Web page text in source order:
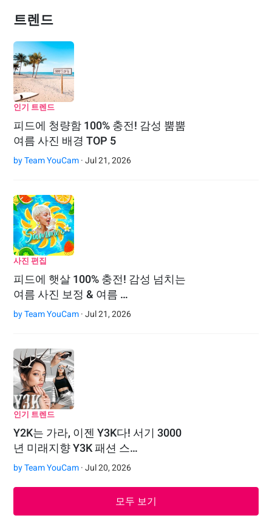
트렌드
인기 트렌드
피드에 청량함 100% 충전! 감성 뿜뿜
여름 사진 배경 TOP 5
byTeam YouCam · Jul 21, 2026
사진 편집
피드에 햇살 100% 충전! 감성 넘치는
여름 사진 보정 & 여름 …
byTeam YouCam · Jul 21, 2026
인기 트렌드
Y2K는 가라, 이젠 Y3K다! 서기 3000
년 미래지향 Y3K 패션 스…
byTeam YouCam · Jul 20, 2026
모두 보기